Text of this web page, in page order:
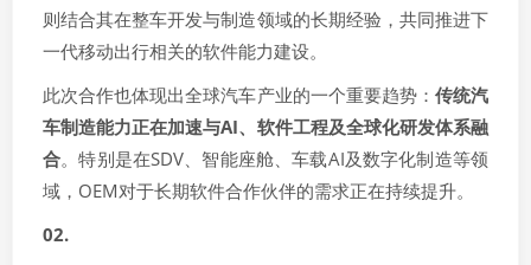
则结合其在整车开发与制造领域的长期经验，共同推进下
一代移动出行相关的软件能力建设。
此次合作也体现出全球汽车产业的一个重要趋势： 传统汽
车制造能力正在加速与AI、软件工程及全球化研发体系融
合。特别是在SDV、智能座舱、车载AI及数字化制造等领
域，OEM对于长期软件合作伙伴的需求正在持续提升。
02.